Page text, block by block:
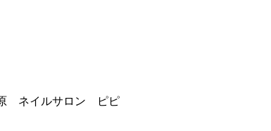
原 ネイルサロン ピピ